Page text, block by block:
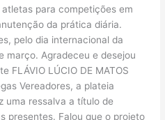
para competições em
da prática diária.
pelo dia internacional da
março. Agradeceu e desejou
FLÁVIO LÚCIO DE MATOS
Vereadores, a plateia
uma ressalva a título de
presentes. Falou que o projeto